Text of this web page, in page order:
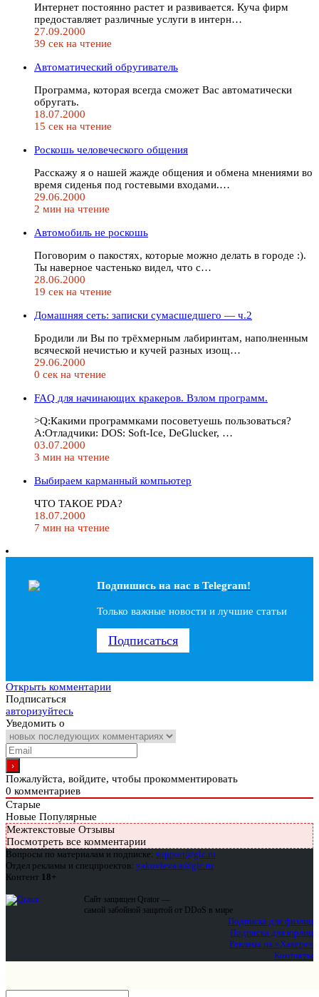
Интернет постоянно растет и развивается. Куча фирм
предоставляет различные услуги в интерн…
27.09.2000
39 сек на чтение
Автоматический обругиватель
Программа, которая всегда сможет Вас автоматически
обругать.
18.07.2000
15 сек на чтение
Роскошь человеческого общения
Расскажу я о нашей жажде общения и обмена мнениями во
время сиденья под гостевыми входами.…
29.06.2000
2 мин на чтение
Автомобиль не роскошь
Поговорим о пакостях, которые можно делать в городе :).
Ты наверное частенько видел, что с…
28.06.2000
19 сек на чтение
Домашняя сеть: записки сумасшедшего — ч.2
Бродили ли Вы по трёхмерным лабиринтам, наполненным
всяческой нечистью и кучей разных изощ…
29.06.2000
0 сек на чтение
FAQ для начинающих кракеров. Взлом программ.
>Q:Какими программками посоветуешь пользоваться?
A:Отладчики: DOS: Soft-Ice, DeGlucker, …
03.07.2000
3 мин на чтение
Выбираем карманный компьютер
ЧТО ТАКОЕ PDA?
18.07.2000
7 мин на чтение
Подпишись на наc в Telegram!
Только важные новости и лучшие статьи
Подписаться
Открыть комментарии
Подписаться
авторизуйтесь
Уведомить о
Пожалуйста, войдите, чтобы прокомментировать
0 комментариев
Старые
Новые Популярные
Межтекстовые Отзывы
Посмотреть все комментарии
Вопросы по материалам и подписке: support@glc.ru
Отдел рекламы и спецпроектов: yakovleva.a@glc.ru
Контент 18+
Сайт защищен Qrator —
самой забойной защитой от DDoS в мире
Подписка для физлиц
Подписка для юрлиц
Реклама на «Хакере»
Контакты